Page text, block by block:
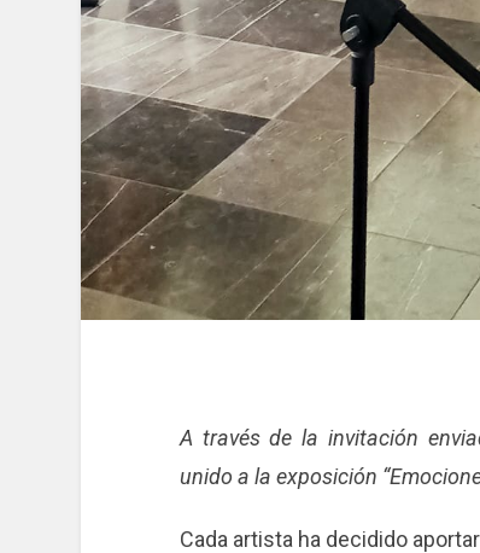
A través de la invitación
unido a la exposición
Cada artista ha decidido